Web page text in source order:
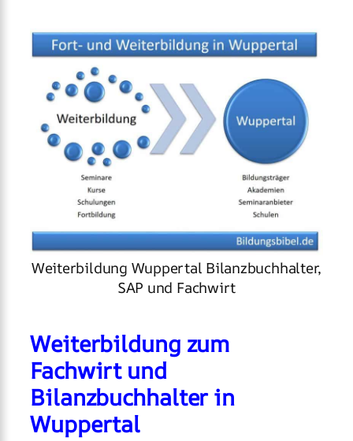
Weiterbildung Wuppertal Bilanzbuchhalter,
SAP und Fachwirt
Weiterbildung zum
Fachwirt und
Bilanzbuchhalter in
Wuppertal